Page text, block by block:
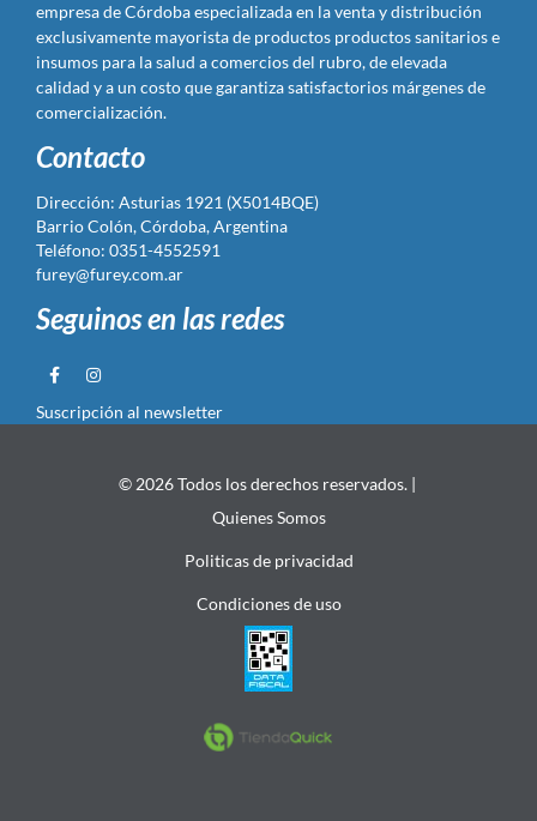
empresa de Córdoba especializada en la venta y distribución
exclusivamente mayorista de productos productos sanitarios e
insumos para la salud a comercios del rubro, de elevada
calidad y a un costo que garantiza satisfactorios márgenes de
comercialización.
Contacto
Dirección: Asturias 1921 (X5014BQE)
Barrio Colón, Córdoba, Argentina
Teléfono: 0351-4552591
furey@furey.com.ar
Seguinos en las redes
Suscripción al newsletter
© 2026 Todos los derechos reservados. |
Quienes Somos
Politicas de privacidad
Condiciones de uso